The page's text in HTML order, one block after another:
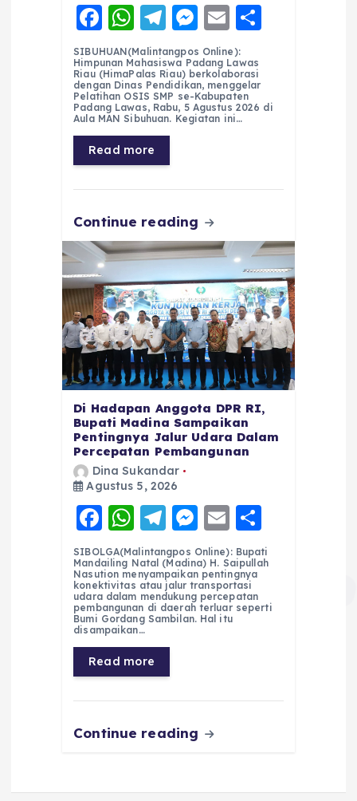
F
a
c
e
b
o
o
k
W
h
a
ts
A
p
p
T
el
e
g
r
a
m
M
e
ss
e
n
E
m
ai
l
re
SIBUHUAN(Malintangpos Online):
Himpunan Mahasiswa Padang Lawas
Riau (HimaPalas Riau) berkolaborasi
dengan Dinas Pendidikan, menggelar
Pelatihan OSIS SMP se-Kabupaten
Padang Lawas, Rabu, 5 Agustus 2026 di
Aula MAN Sibuhuan. Kegiatan ini…
Read more
Continue reading
Di Hadapan Anggota DPR RI,
Bupati Madina Sampaikan
Pentingnya Jalur Udara Dalam
Percepatan Pembangunan
Dina Sukandar
Agustus 5, 2026
F
a
c
e
b
o
o
k
W
h
a
ts
A
p
p
T
el
e
g
r
a
m
M
e
ss
e
n
E
m
ai
l
h
a
re
SIBOLGA(Malintangpos Online): Bupati
Mandailing Natal (Madina) H. Saipullah
Nasution menyampaikan pentingnya
konektivitas atau jalur transportasi
udara dalam mendukung percepatan
pembangunan di daerah terluar seperti
Bumi Gordang Sambilan. Hal itu
disampaikan…
Read more
Continue reading